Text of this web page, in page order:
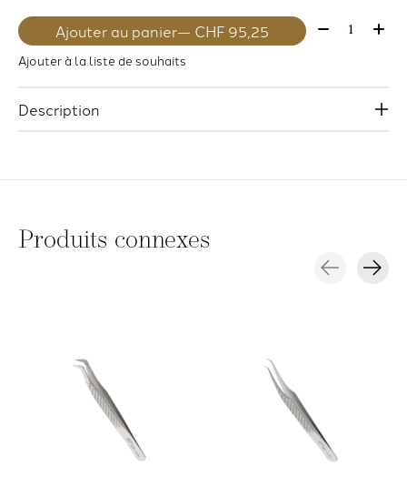
Ajouter au panier — CHF 95,25 Quantité:
Ajouter à la liste de souhaits
Description
Produits connexes